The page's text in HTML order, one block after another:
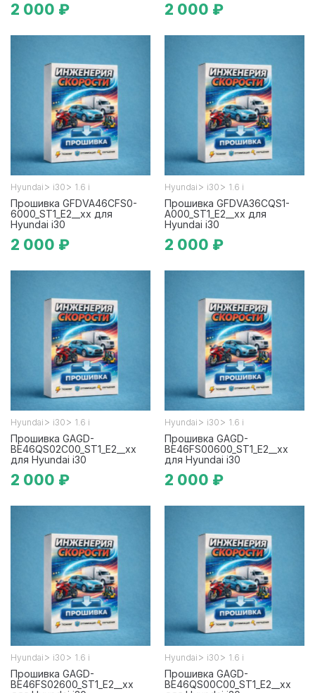
2 000 ₽ 2 000 ₽
Hyundai > i30 > 1.6 i
Прошивка GFDVA46CFS0-
6000_ST1_E2__xx для
Hyundai i30
2 000 ₽
Hyundai > i30 > 1.6 i
Прошивка GFDVA36CQS1-
A000_ST1_E2__xx для
Hyundai i30
2 000 ₽
Hyundai > i30 > 1.6 i
Прошивка GAGD-
BE46QS02C00_ST1_E2__xx
для Hyundai i30
2 000 ₽
Hyundai > i30 > 1.6 i
Прошивка GAGD-
BE46FS00600_ST1_E2__xx
для Hyundai i30
2 000 ₽
Hyundai > i30 > 1.6 i
Прошивка GAGD-
BE46FS02600_ST1_E2__xx
Hyundai > i30 > 1.6 i
Прошивка GAGD-
BE46QS00C00_ST1_E2__xx